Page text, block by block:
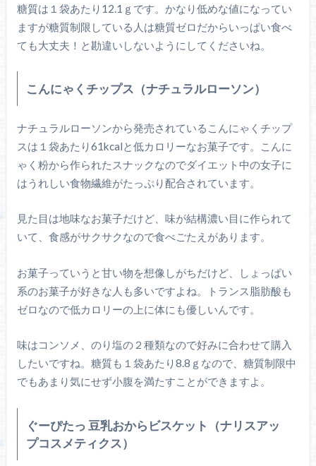
糖質は１袋あたり12.1ｇです。かなり低めな値になってい
ますが糖質制限している人は糖質ゼロだからいっぱい食べ
ても大丈夫！と勘違いしないようにしてくださいね。
こんにゃくチップス（ナチュラルローソン）
ナチュラルローソンから発売されているこんにゃくチップ
スは１袋あたり61kcalと低カロリーなお菓子です。こんに
ゃく粉から作られたスナックなのでダイエット中の女子に
はうれしい食物繊維がたっぷり配合されています。
見た目は地味なお菓子だけど、味が結構濃い目に作られて
いて、食感がサクサクなので食べごたえがあります。
お菓子っていうと甘い物を想像しがちだけど、しょっぱい
系のお菓子が好きな人も多いですよね。トランス脂肪酸も
ゼロなので低カロリーの上に体にも優しいんです。
味はコンソメ、のり塩の２種類なので好みに合わせて購入
したいですね。糖質も１袋あたり8.8ｇなので、糖質制限中
でもあまり気にせず小腹を満たすことができますよ。
ぐーぴたっ 豆乳おからビスケット（ナリスアッ
プコスメティクス）